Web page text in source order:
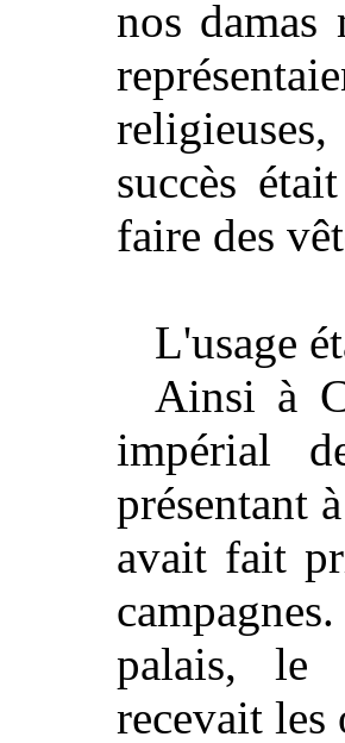
nos damas
succès
faire des
L'usage
Ainsi à
impérial
présentant
avait fait
palais, le
recevait les